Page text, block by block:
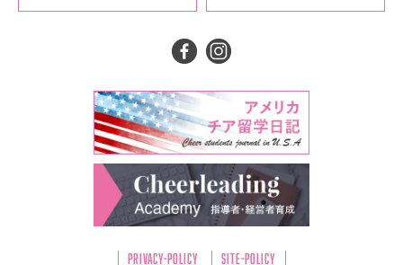
Privacy-policy Site-policy